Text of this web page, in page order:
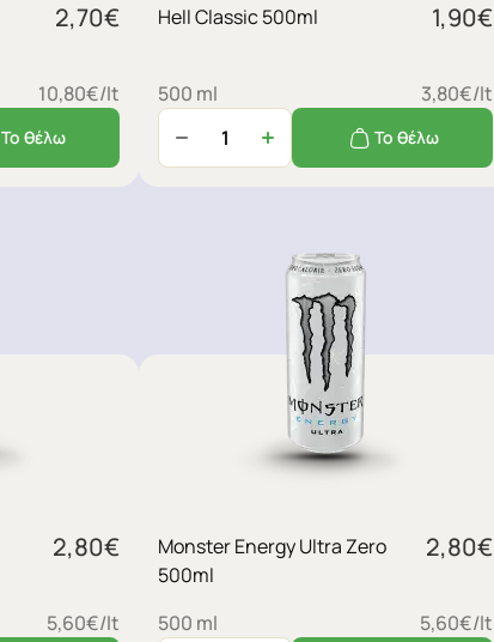
2,70€
10,80€/lt
Το θέλω
Hell Classic 500ml 1,90€
500 ml 3,80€/lt
Το θέλω
2,80€
5,60€/lt
Monster Energy Ultra Zero
500ml
2,80€
500 ml 5,60€/lt